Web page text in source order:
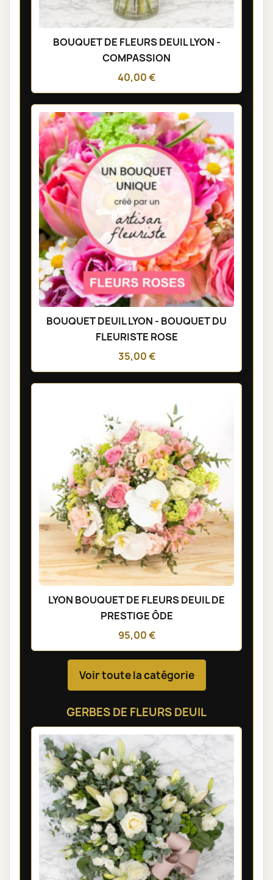
BOUQUET DE FLEURS DEUIL LYON -
COMPASSION
40,00 €
BOUQUET DEUIL LYON - BOUQUET DU
FLEURISTE ROSE
35,00 €
LYON BOUQUET DE FLEURS DEUIL DE
PRESTIGE ÔDE
95,00 €
Voir toute la catégorie
GERBES DE FLEURS DEUIL